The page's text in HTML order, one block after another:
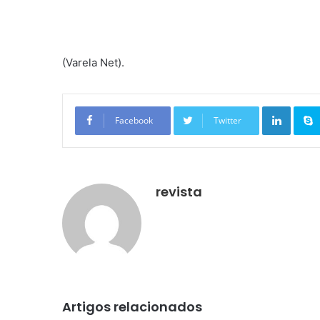
(Varela Net).
Facebook Twitter
Linkedin
revista
Artigos relacionados